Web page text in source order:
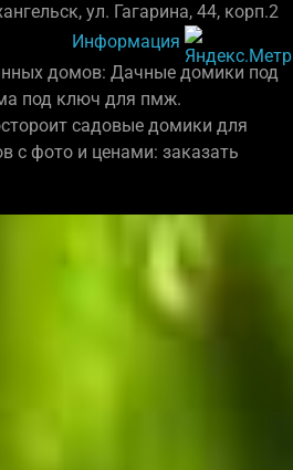
ул. Гагарина, 44, корп.2
Информация
домов: Дачные домики под
под ключ для пмж.
садовые домики для
с фото и ценами: заказать